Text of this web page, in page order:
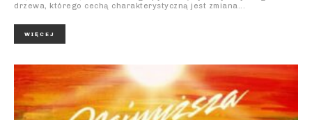
drzewa, którego cechą charakterystyczną jest zmiana...
WIĘCEJ